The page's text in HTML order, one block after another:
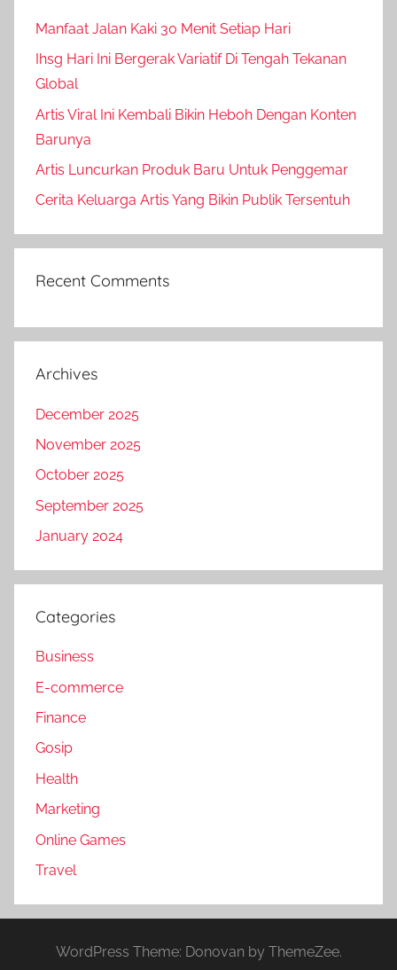
Manfaat Jalan Kaki 30 Menit Setiap Hari
Ihsg Hari Ini Bergerak Variatif Di Tengah Tekanan
Global
Artis Viral Ini Kembali Bikin Heboh Dengan Konten
Barunya
Artis Luncurkan Produk Baru Untuk Penggemar
Cerita Keluarga Artis Yang Bikin Publik Tersentuh
Recent Comments
Archives
December 2025
November 2025
October 2025
September 2025
January 2024
Categories
Business
E-commerce
Finance
Gosip
Health
Marketing
Online Games
Travel
WordPress Theme: Donovan by ThemeZee.